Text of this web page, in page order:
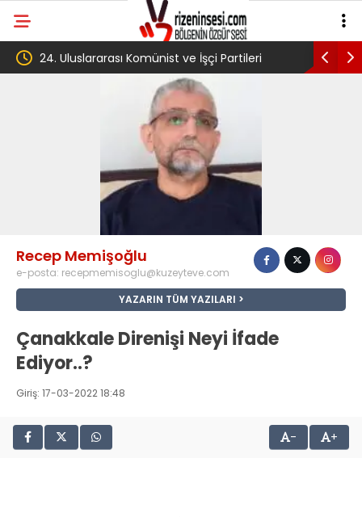
24. Uluslararası Komünist ve İşçi Partileri
toplantısı Havana’da başladı
‘Çerçeve
Recep Memişoğlu
e-posta: recepmemisoglu@kuzeyteve.com
YAZARIN TÜM YAZILARI
Çanakkale Direnişi Neyi İfade
Ediyor..?
Giriş: 17-03-2022 18:48
- +